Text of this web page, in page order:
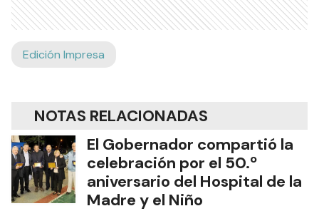
Edición Impresa
NOTAS RELACIONADAS
El Gobernador compartió la
celebración por el 50.º
aniversario del Hospital de la
Madre y el Niño